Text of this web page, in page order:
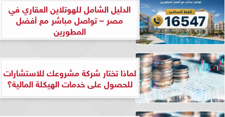
الدليل الشامل للهوتلاين العقاري في
مصر – تواصل مباشر مع أفضل
المطورين
لماذا تختار شركة مشروعك للاستشارات
للحصول على خدمات الهيكلة المالية؟